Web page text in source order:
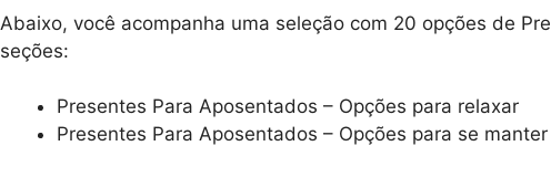
Abaixo, você acompanha uma seleção com 20 opções de
seções:
Presentes Para Aposentados – Opções para relaxar
Presentes Para Aposentados – Opções para se